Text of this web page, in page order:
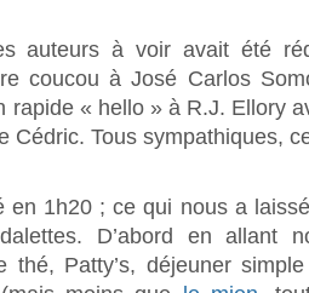
auteurs à voir avait été
coucou à José Carlos
rapide « hello » à R.J. Ellory
Cédric. Tous sympathiques,
en 1h20 ; ce qui nous a
D’abord en allant
thé, Patty’s, déjeuner